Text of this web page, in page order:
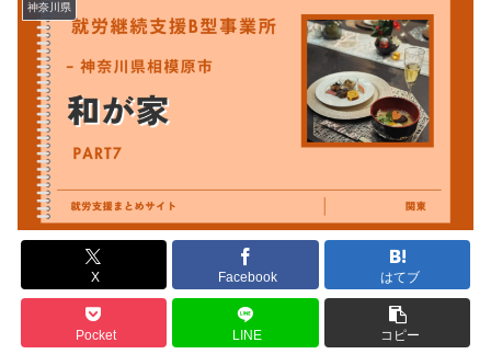
神奈川県
X Facebook はてブ
Pocket LINE コピー